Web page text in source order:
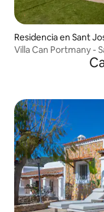
Residencia en Sant
Villa Can Portmany -